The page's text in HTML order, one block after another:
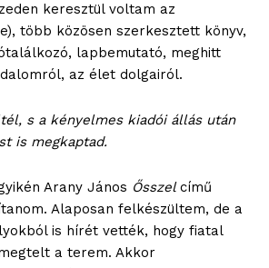
keresztül voltam az
több közösen szerkesztett könyv,
lapbemutató, meghitt
az élet dolgairól.
s a kényelmes kiadói állás után
is megkaptad.
Arany János Ősszelcímű
Alaposan felkészültem, de a
is hírét vették, hogy fiatal
a terem. Akkor